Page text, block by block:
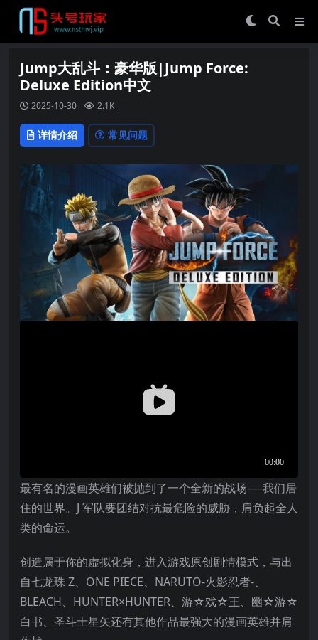
Jump大乱斗：豪华版|Jump Force:
Deluxe Edition中文
2025-10-30 2.1K
详情介绍 常见问题
最有名的漫画英雄们被抛到了一个全新的战场──我们居
住的世界。J 军队要团结对抗最危险的威胁，肩负起全人
类的命运。
创造属于你的虚拟化身，进入游戏原创剧情模式，与出
自七龙珠 Z、ONE PIECE、NARUTO-火影忍者-、
BLEACH、HUNTER×HUNTER、游☆戏☆王、幽☆游☆
白书、圣斗士星矢还有其他作品最强大的漫画英雄并肩